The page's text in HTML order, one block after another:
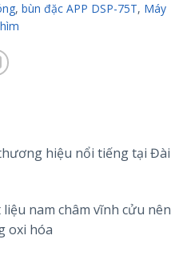
, bùn đặc APP DSP-75T, Máy
hiệu nổi tiếng tại Đài
nam châm vĩnh cửu nên
oxi hóa